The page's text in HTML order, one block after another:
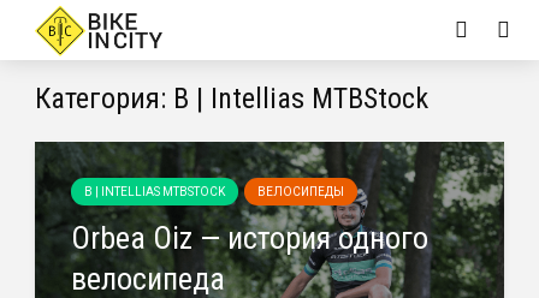
Категория: B | Intellias MTBStock
B | INTELLIAS MTBSTOCK ВЕЛОСИПЕДЫ
Orbea Oiz — история одного
велосипеда